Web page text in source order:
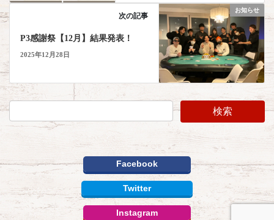
お知らせ
次の記事
P3感謝祭【12月】結果発表！
2025年12月28日
Facebook
Twitter
Instagram